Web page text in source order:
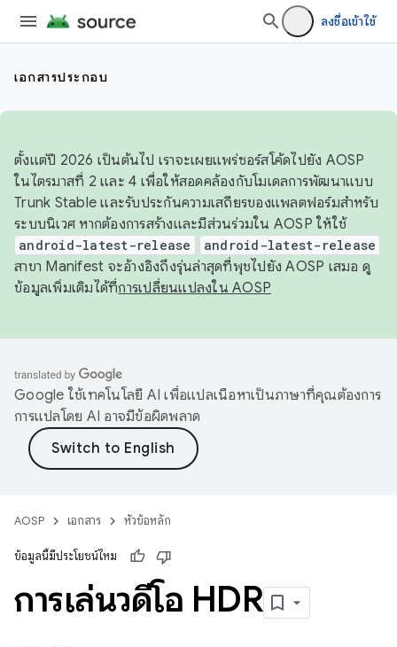
ลงชื่อเข้าใช้
เอกสารประกอบ
ตั้งแต่ปี 2026 เป็นต้นไป เราจะเผยแพร่ซอร์สโค้ดไปยัง AOSP
ในไตรมาสที่ 2 และ 4 เพื่อให้สอดคล้องกับโมเดลการพัฒนาแบบ
Trunk Stable และรับประกันความเสถียรของแพลตฟอร์มสำหรับ
ระบบนิเวศ หากต้องการสร้างและมีส่วนร่วมใน AOSP ให้ใช้
android-latest-release android-latest-release
สาขา Manifest จะอ้างอิงถึงรุ่นล่าสุดที่พุชไปยัง AOSP เสมอ ดู
ข้อมูลเพิ่มเติมได้ที่การเปลี่ยนแปลงใน AOSP
Google ใช้เทคโนโลยี AI เพื่อแปลเนื้อหาเป็นภาษาที่คุณต้องการ
การแปลโดย AI อาจมีข้อผิดพลาด
AOSP เอกสาร หัวข้อหลัก
ข้อมูลนี้มีประโยชน์ไหม
การเล่นวิดีโอ HDR